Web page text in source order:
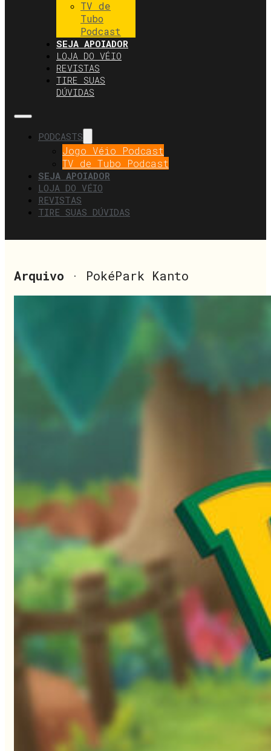
TV de
Tubo
Podcast
SEJA APOIADOR
LOJA DO VÉIO
REVISTAS
TIRE SUAS
DÚVIDAS
PODCASTS
Jogo Véio Podcast
TV de Tubo Podcast
SEJA APOIADOR
LOJA DO VÉIO
REVISTAS
TIRE SUAS DÚVIDAS
Arquivo · PokéPark Kanto